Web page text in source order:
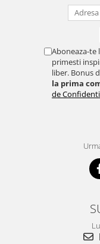
Aboneaza-te
primesti
liber. Bonus
la prima
de